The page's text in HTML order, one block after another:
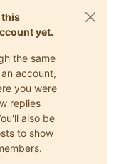
this
yet.
the same
account,
you were
replies
also be
to show